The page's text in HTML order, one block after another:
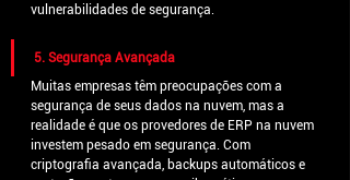
vulnerabilidades de segurança.
5. Segurança Avançada
Muitas empresas têm preocupações com a
segurança de seus dados na nuvem, mas a
realidade é que os provedores de ERP na nuvem
investem pesado em segurança. Com
criptografia avançada, backups automáticos e